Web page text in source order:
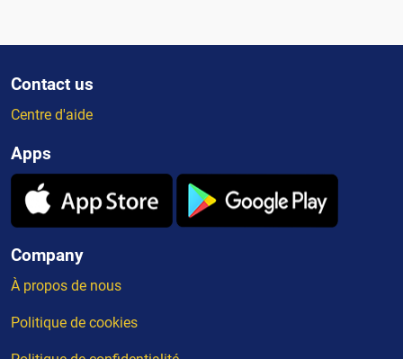
Contact us
Centre d'aide
Apps
Company
À propos de nous
Politique de cookies